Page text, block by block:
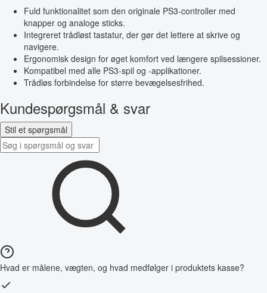
Fuld funktionalitet som den originale PS3-controller med
knapper og analoge sticks.
Integreret trådløst tastatur, der gør det lettere at skrive og
navigere.
Ergonomisk design for øget komfort ved længere spilsessioner.
Kompatibel med alle PS3-spil og -applikationer.
Trådløs forbindelse for større bevægelsesfrihed.
Kundespørgsmål & svar
Stil et spørgsmål
Hvad er målene, vægten, og hvad medfølger i produktets kasse?